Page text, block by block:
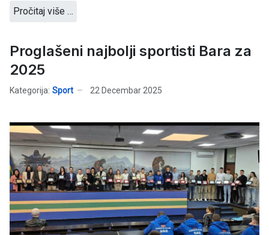
Pročitaj više …
Proglašeni najbolji sportisti Bara za
2025
Kategorija: Sport 22 Decembar 2025